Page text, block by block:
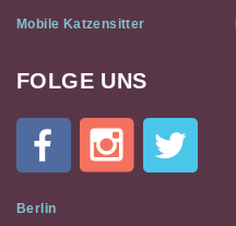
Mobile Katzensitter
Cat
Flat
Social
FOLGE UNS
Berlin